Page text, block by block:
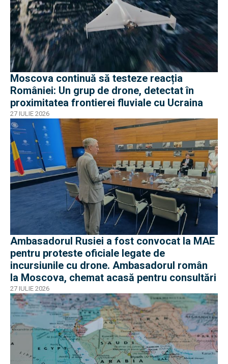
Moscova continuă să testeze reacția
României: Un grup de drone, detectat în
proximitatea frontierei fluviale cu Ucraina
27 IULIE 2026
Ambasadorul Rusiei a fost convocat la MAE
pentru proteste oficiale legate de
incursiunile cu drone. Ambasadorul român
la Moscova, chemat acasă pentru consultări
27 IULIE 2026